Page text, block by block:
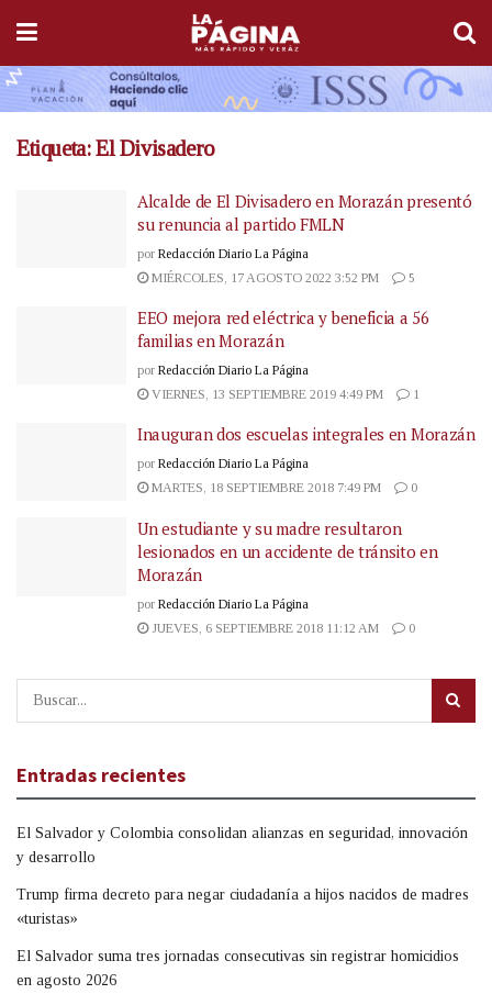
Etiqueta:El Divisadero
Alcalde de El Divisadero en Morazán presentó
su renuncia al partido FMLN
por Redacción Diario La Página
MIÉRCOLES, 17 AGOSTO 2022 3:52 PM
5
EEO mejora red eléctrica y beneficia a 56
familias en Morazán
por Redacción Diario La Página
VIERNES, 13 SEPTIEMBRE 2019 4:49 PM
1
Inauguran dos escuelas integrales en Morazán
por Redacción Diario La Página
MARTES, 18 SEPTIEMBRE 2018 7:49 PM
0
Un estudiante y su madre resultaron
lesionados en un accidente de tránsito en
Morazán
por Redacción Diario La Página
JUEVES, 6 SEPTIEMBRE 2018 11:12 AM
0
Entradas recientes
El Salvador y Colombia consolidan alianzas en seguridad, innovación
y desarrollo
Trump firma decreto para negar ciudadanía a hijos nacidos de madres
«turistas»
El Salvador suma tres jornadas consecutivas sin registrar homicidios
en agosto 2026